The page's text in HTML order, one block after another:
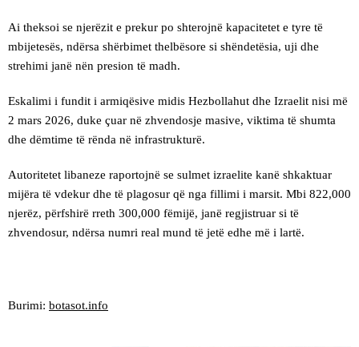
Ai theksoi se njerëzit e prekur po shterojnë kapacitetet e tyre të
mbijetesës, ndërsa shërbimet thelbësore si shëndetësia, uji dhe
strehimi janë nën presion të madh.
Eskalimi i fundit i armiqësive midis Hezbollahut dhe Izraelit nisi më
2 mars 2026, duke çuar në zhvendosje masive, viktima të shumta
dhe dëmtime të rënda në infrastrukturë.
Autoritetet libaneze raportojnë se sulmet izraelite kanë shkaktuar
mijëra të vdekur dhe të plagosur që nga fillimi i marsit. Mbi 822,000
njerëz, përfshirë rreth 300,000 fëmijë, janë regjistruar si të
zhvendosur, ndërsa numri real mund të jetë edhe më i lartë.
Burimi: botasot.info